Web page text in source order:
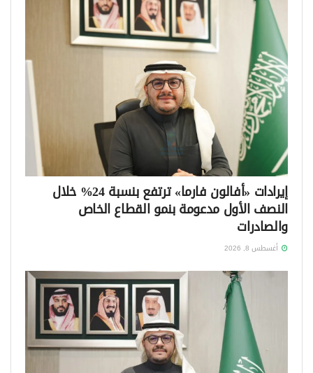
إيرادات «أفالون فارما» ترتفع بنسبة 24% خلال
النصف الأول مدعومة بنمو القطاع الخاص
والصادرات
أغسطس 8, 2026